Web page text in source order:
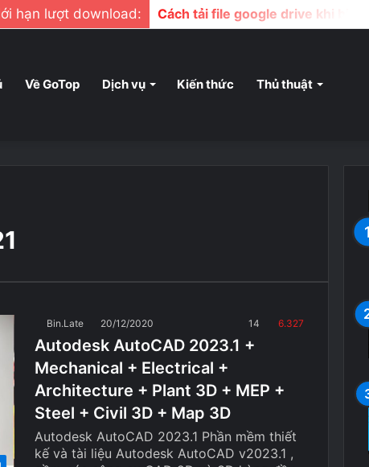
hạn lượt download: Cách tải file google drive khi bị
Về GoTop Dịch vụ Kiến thức Thủ thuật
Bin.Late 20/12/2020 14 6.327
Autodesk AutoCAD 2023.1 +
Mechanical + Electrical +
Architecture + Plant 3D + MEP +
Steel + Civil 3D + Map 3D
Autodesk AutoCAD 2023.1 Phần mềm thiết
kế và tài liệu Autodesk AutoCAD v2023.1 ,